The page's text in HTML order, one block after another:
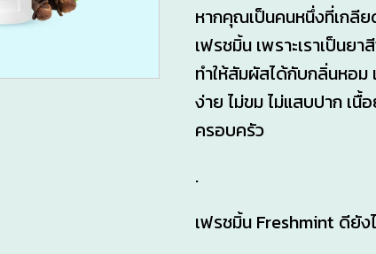
หากคุณเป็นคนหนึ่งที่เกลี
เฟรชมิ้น เพราะเราเป็นย
ทำให้สัมผัสได้กับกลิ่นหอ
ง่าย ไม่ขม ไม่แสบปาก เนื้
ครอบครัว
.
เฟรชมิ้น Freshmint ดียัง